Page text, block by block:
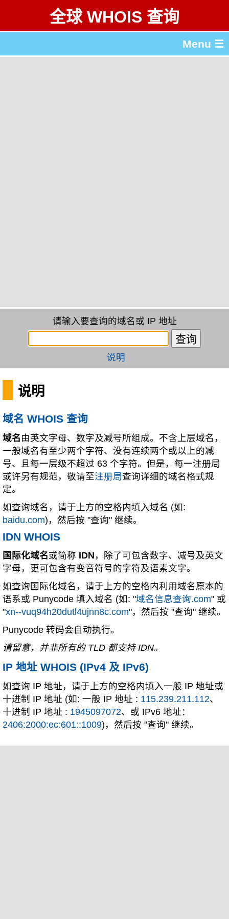
全球 WHOIS 查询
Menu ☰
请输入要查询的域名或 IP 地址
说明
说明
域名 WHOIS 查询
域名 由英文字母、数字及减号所组成。不含上层域名，
一般域名有至少两个字符、没有连续两个或以上的减
号、且每一层级不超过 63 个字符。但是，每一注册局
或许另有规范，敬请至注册局查询详细的域名格式规
定。
如查询域名，请于上方的空格内填入域名 (如:
baidu.com)，然后按 "查询" 继续。
IDN WHOIS
国际化域名或简称 IDN ，除了可包含数字、减号及英文
字母，更可包含有变音符号的字符及语素文字。
如查询国际化域名，请于上方的空格内利用域名原本的
语系或 Punycode 填入域名 (如: "域名信息查询.com" 或
"xn--vuq94h20dutl4ujnn8c.com"，然后按 "查询" 继续。
Punycode 转码会自动执行。
请留意，并非所有的 TLD 都支持 IDN。
IP 地址 WHOIS (IPv4 及 IPv6)
如查询 IP 地址，请于上方的空格内填入一般 IP 地址或
十进制 IP 地址 (如: 一般 IP 地址 : 115.239.211.112、
十进制 IP 地址 : 1945097072、或 IPv6 地址：
2406:2000:ec:601::1009)，然后按 "查询" 继续。